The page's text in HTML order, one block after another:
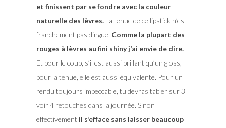
et finissent par se fondre avec la couleur
naturelle des lèvres.La tenue de ce lipstick n’est
franchement pas dingue. Comme la plupart des
rouges à lèvres au fini shiny j’ai envie de dire.
Et pour le coup, s’il est aussi brillant qu’un gloss,
pour la tenue, elle est aussi équivalente. Pour un
rendu toujours impeccable, tu devras tabler sur 3
voir 4 retouches dans la journée. Sinon
effectivement il s’efface sans laisser beaucoup